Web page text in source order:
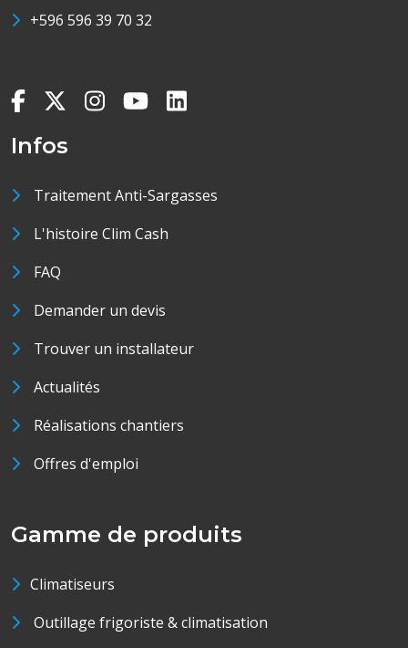
+596 596 39 70 32
Infos
Traitement Anti-Sargasses
L'histoire Clim Cash
FAQ
Demander un devis
Trouver un installateur
Actualités
Réalisations chantiers
Offres d'emploi
Gamme de produits
Climatiseurs
Outillage frigoriste & climatisation